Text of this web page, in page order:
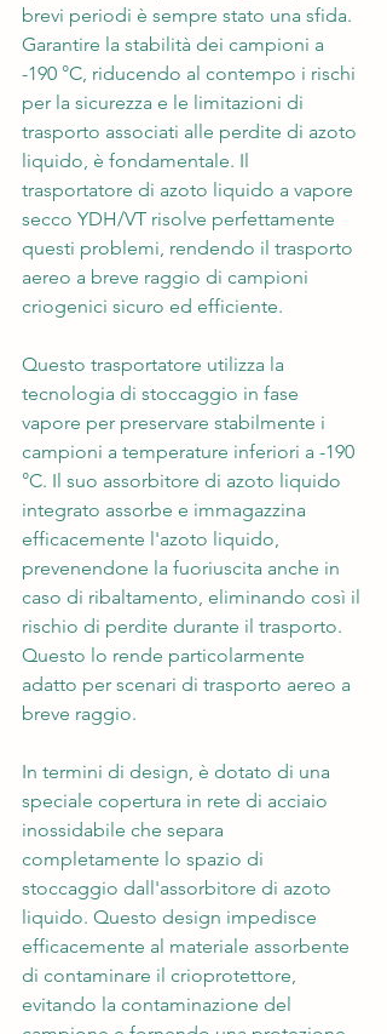
brevi periodi è sempre stato una sfida.
Garantire la stabilità dei campioni a
-190 °C, riducendo al contempo i rischi
per la sicurezza e le limitazioni di
trasporto associati alle perdite di azoto
liquido, è fondamentale. Il
trasportatore di azoto liquido a vapore
secco YDH/VT risolve perfettamente
questi problemi, rendendo il trasporto
aereo a breve raggio di campioni
criogenici sicuro ed efficiente.
Questo trasportatore utilizza la
tecnologia di stoccaggio in fase
vapore per preservare stabilmente i
campioni a temperature inferiori a -190
°C. Il suo assorbitore di azoto liquido
integrato assorbe e immagazzina
efficacemente l'azoto liquido,
prevenendone la fuoriuscita anche in
caso di ribaltamento, eliminando così il
rischio di perdite durante il trasporto.
Questo lo rende particolarmente
adatto per scenari di trasporto aereo a
breve raggio.
In termini di design, è dotato di una
speciale copertura in rete di acciaio
inossidabile che separa
completamente lo spazio di
stoccaggio dall'assorbitore di azoto
liquido. Questo design impedisce
efficacemente al materiale assorbente
di contaminare il crioprotettore,
evitando la contaminazione del